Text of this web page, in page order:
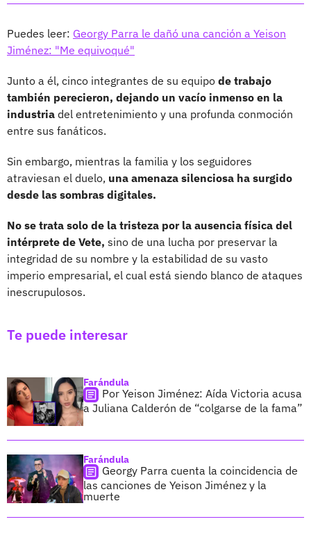
Puedes leer: Georgy Parra le dañó una canción a Yeison
Jiménez: "Me equivoqué"
Junto a él, cinco integrantes de su equipo de trabajo
también perecieron, dejando un vacío inmenso en la
industria del entretenimiento y una profunda conmoción
entre sus fanáticos.
Sin embargo, mientras la familia y los seguidores
atraviesan el duelo, una amenaza silenciosa ha surgido
desde las sombras digitales.
No se trata solo de la tristeza por la ausencia física del
intérprete de Vete, sino de una lucha por preservar la
integridad de su nombre y la estabilidad de su vasto
imperio empresarial, el cual está siendo blanco de ataques
inescrupulosos.
Te puede interesar
Farándula
Por Yeison Jiménez: Aída Victoria acusa
a Juliana Calderón de “colgarse de la fama”
Farándula
Georgy Parra cuenta la coincidencia de
las canciones de Yeison Jiménez y la
muerte